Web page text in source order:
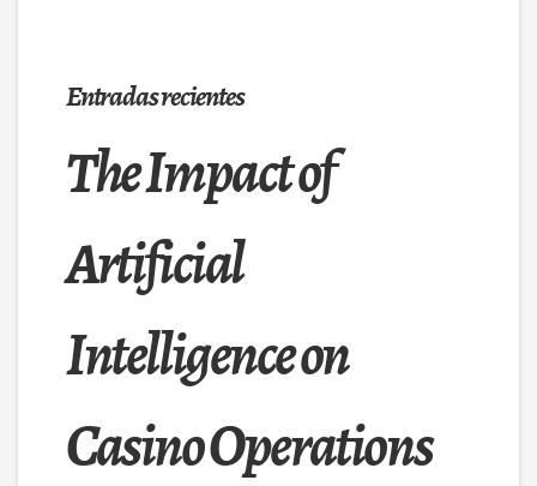
Entradas recientes
The Impact of
Artificial
Intelligence on
Casino Operations